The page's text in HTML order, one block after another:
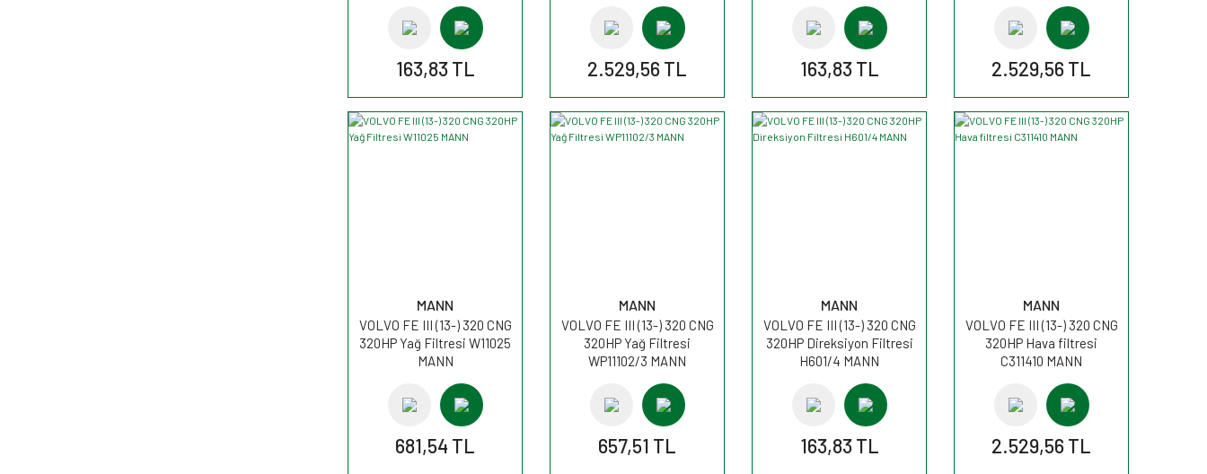
163,83 TL 2.529,56 TL 163,83 TL 2.529,56 TL
MANN
VOLVO FE III (13-) 320 CNG
320HP Yağ Filtresi W11025
MANN
681,54 TL
MANN
VOLVO FE III (13-) 320 CNG
320HP Yağ Filtresi
WP11102/3 MANN
657,51 TL
MANN
VOLVO FE III (13-) 320 CNG
320HP Direksiyon Filtresi
H601/4 MANN
163,83 TL
MANN
VOLVO FE III (13-) 320 CNG
320HP Hava filtresi
C311410 MANN
2.529,56 TL